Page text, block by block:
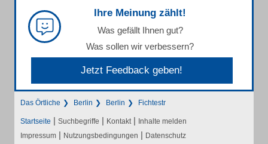
Ihre Meinung zählt!
Was gefällt Ihnen gut?
Was sollen wir verbessern?
Jetzt Feedback geben!
Das Örtliche Berlin Berlin Fichtestr
Startseite | Suchbegriffe | Kontakt | Inhalte melden
Impressum | Nutzungsbedingungen | Datenschutz